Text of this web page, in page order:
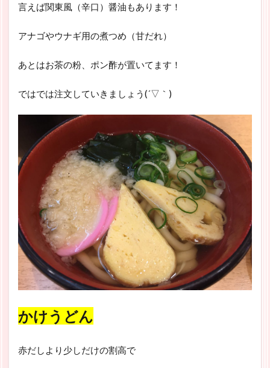
言えば関東風（辛口）醤油もあります！
アナゴやウナギ用の煮つめ（甘だれ）
あとはお茶の粉、ポン酢が置いてます！
ではでは注文していきましょう(´▽｀)
かけうどん
赤だしより少しだけの割高で